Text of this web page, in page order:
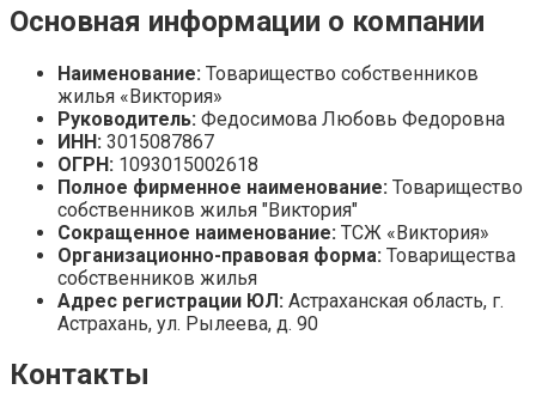
Основная информации о компании
Наименование: Товарищество собственников
жилья «Виктория»
Руководитель: Федосимова Любовь Федоровна
ИНН: 3015087867
ОГРН: 1093015002618
Полное фирменное наименование: Товарищество
собственников жилья "Виктория"
Сокращенное наименование: ТСЖ «Виктория»
Организационно-правовая форма: Товарищества
собственников жилья
Адрес регистрации ЮЛ: Астраханская область, г.
Астрахань, ул. Рылеева, д. 90
Контакты